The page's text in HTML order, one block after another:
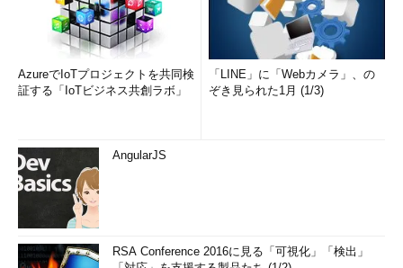
AzureでIoTプロジェクトを共同検
証する「IoTビジネス共創ラボ」
「LINE」に「Webカメラ」、の
ぞき見られた1月 (1/3)
AngularJS
RSA Conference 2016に見る「可視化」「検出」